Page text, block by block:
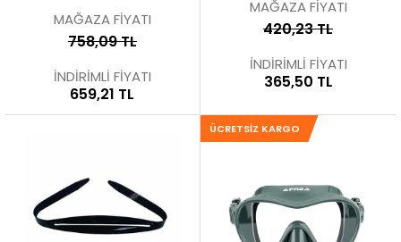
MAĞAZA FİYATI
758,09 TL
İNDİRİMLİ FİYATI
659,21 TL
MAĞAZA FİYATI
420,23 TL
İNDİRİMLİ FİYATI
365,50 TL
ÜCRETSIZ KARGO